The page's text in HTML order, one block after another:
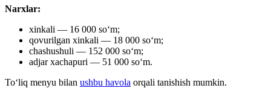
Narxlar:
xinkali — 16 000 soʻm;
qovurilgan xinkali — 18 000 soʻm;
chashushuli — 152 000 soʻm;
adjar xachapuri — 51 000 soʻm.
Toʻliq menyu bilan ushbu havola orqali tanishish mumkin.